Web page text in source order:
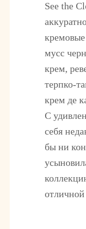
See the
мусс
крем,
терпко-
крем де
С
себя
бы ни